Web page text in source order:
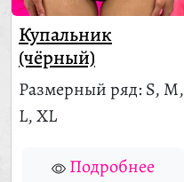
Купальник
(чёрный)
Размерный ряд: S, M,
L, XL
Подробнее